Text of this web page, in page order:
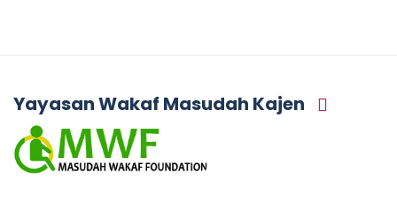
Yayasan Wakaf Masudah Kajen